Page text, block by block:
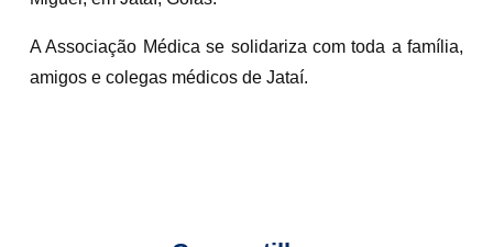
A Associação Médica se solidariza com toda a família,
amigos e colegas médicos de Jataí.